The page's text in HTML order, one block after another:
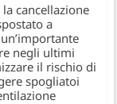
cancellazione
a
negli ultimi
il rischio di
spogliatoi